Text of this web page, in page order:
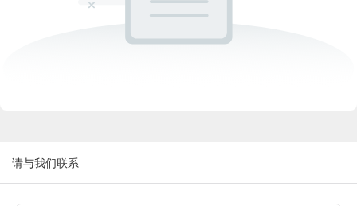
请与我们联系